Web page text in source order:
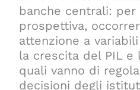
banche centrali: per
prospettiva,
attenzione a
la crescita del PIL e
quali vanno di
decisioni degli